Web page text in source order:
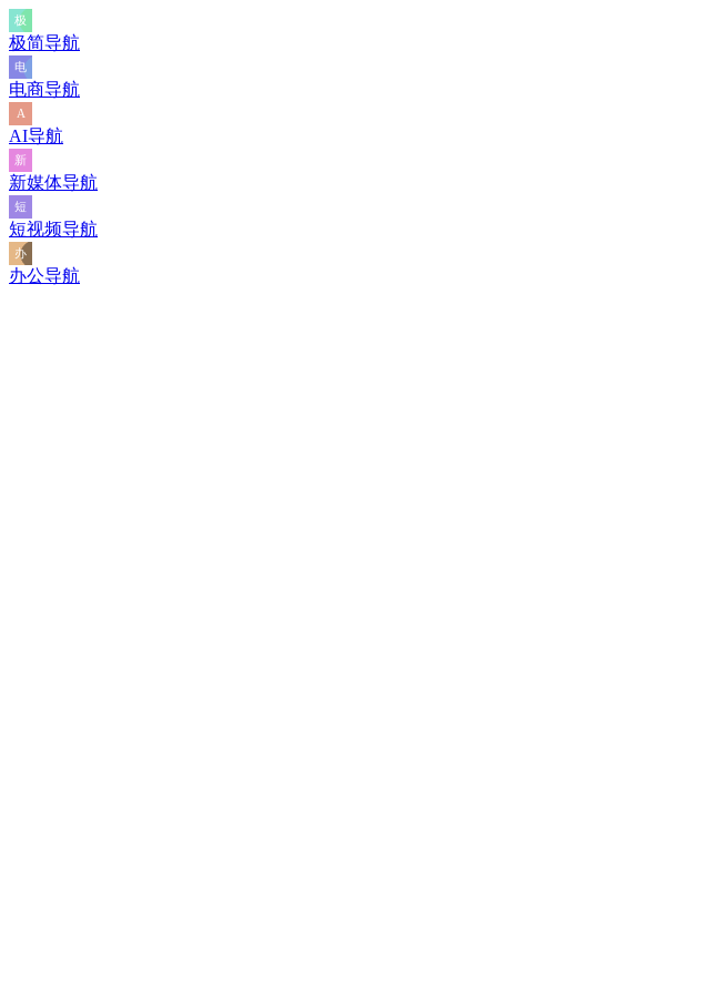
极简导航
电商导航
AI导航
新媒体导航
短视频导航
办公导航